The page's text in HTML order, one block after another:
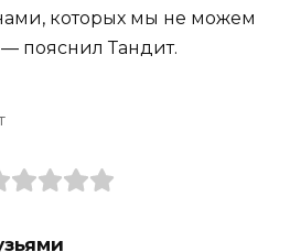
которых мы не можем
пояснил Тандит.